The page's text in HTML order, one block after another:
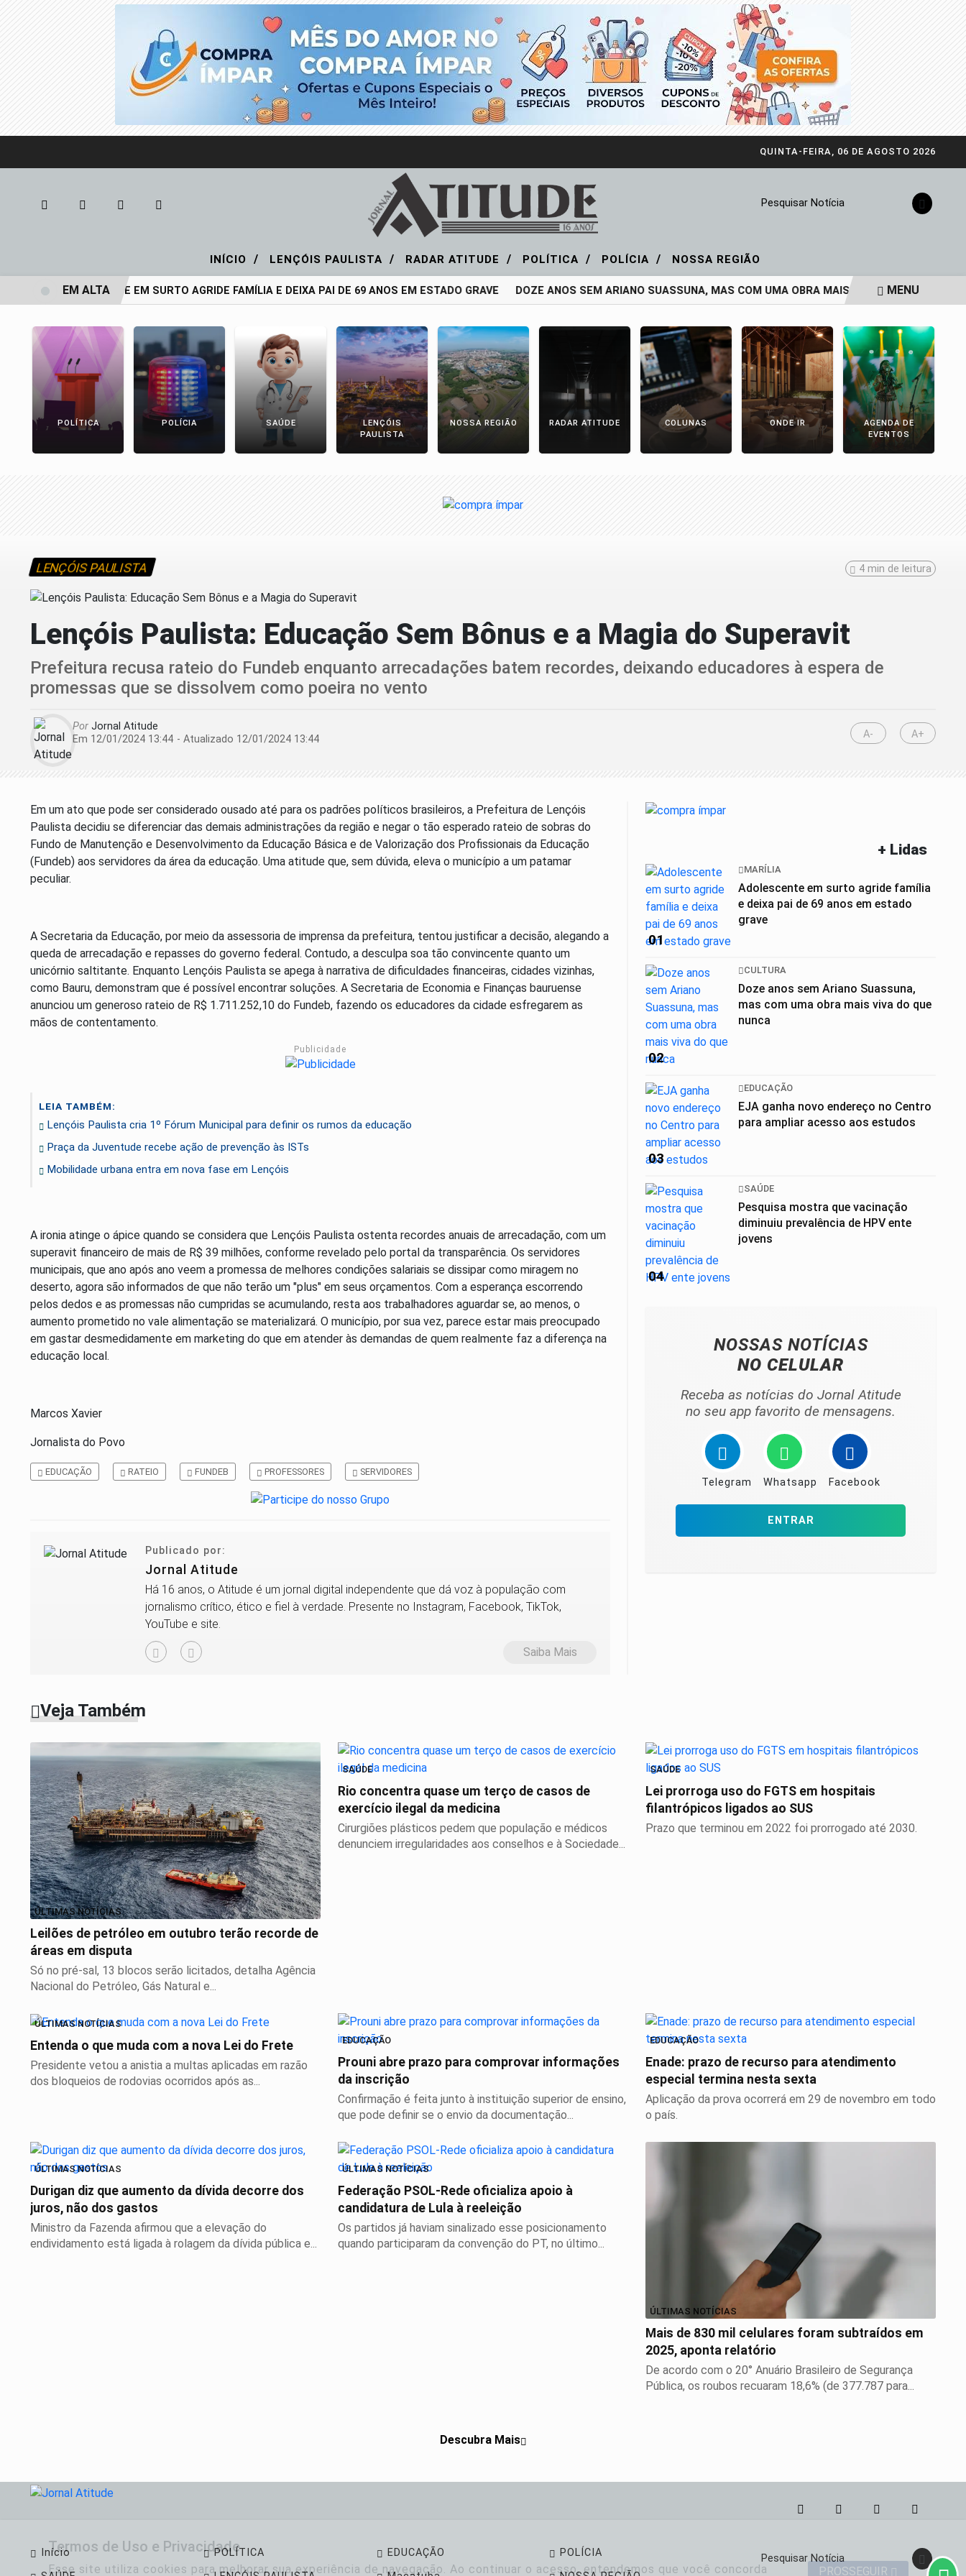
QUINTA-FEIRA, 06 DE AGOSTO 2026
Pesquisar Notícia
INÍCIO / LENÇÓIS PAULISTA / RADAR ATITUDE / POLÍTICA / POLÍCIA / NOSSA REGIÃO
ADOLESCENTE EM SURTO AGRIDE FAMÍLIA E DEIXA PAI DE 69 ANOS EM ESTADO GRAVE DOZE ANOS SEM ARIANO SUASSUNA, MAS COM UMA OBRA MAIS VIVA DO QUE NUNCA
EM ALTA MENU
POLÍTICA POLÍCIA SAÚDE
LENÇÓIS
PAULISTA
NOSSA REGIÃO RADAR ATITUDE COLUNAS ONDE IR
AGENDA DE
EVENTOS
LENÇÓIS PAULISTA 4 min de leitura
Lençóis Paulista: Educação Sem Bônus e a Magia do Superavit
Prefeitura recusa rateio do Fundeb enquanto arrecadações batem recordes, deixando educadores à espera de
promessas que se dissolvem como poeira no vento
Por Jornal Atitude
Em 12/01/2024 13:44 - Atualizado 12/01/2024 13:44 A- A+
Em um ato que pode ser considerado ousado até para os padrões políticos brasileiros, a Prefeitura de Lençóis
Paulista decidiu se diferenciar das demais administrações da região e negar o tão esperado rateio de sobras do
Fundo de Manutenção e Desenvolvimento da Educação Básica e de Valorização dos Profissionais da Educação
(Fundeb) aos servidores da área da educação. Uma atitude que, sem dúvida, eleva o município a um patamar
peculiar.
A Secretaria da Educação, por meio da assessoria de imprensa da prefeitura, tentou justificar a decisão, alegando a
queda de arrecadação e repasses do governo federal. Contudo, a desculpa soa tão convincente quanto um
unicórnio saltitante. Enquanto Lençóis Paulista se apega à narrativa de dificuldades financeiras, cidades vizinhas,
como Bauru, demonstram que é possível encontrar soluções. A Secretaria de Economia e Finanças bauruense
anunciou um generoso rateio de R$ 1.711.252,10 do Fundeb, fazendo os educadores da cidade esfregarem as
mãos de contentamento.
Publicidade
LEIA TAMBÉM:
Lençóis Paulista cria 1º Fórum Municipal para definir os rumos da educação
Praça da Juventude recebe ação de prevenção às ISTs
Mobilidade urbana entra em nova fase em Lençóis
A ironia atinge o ápice quando se considera que Lençóis Paulista ostenta recordes anuais de arrecadação, com um
superavit financeiro de mais de R$ 39 milhões, conforme revelado pelo portal da transparência. Os servidores
municipais, que ano após ano veem a promessa de melhores condições salariais se dissipar como miragem no
deserto, agora são informados de que não terão um "plus" em seus orçamentos. Com a esperança escorrendo
pelos dedos e as promessas não cumpridas se acumulando, resta aos trabalhadores aguardar se, ao menos, o
aumento prometido no vale alimentação se materializará. O município, por sua vez, parece estar mais preocupado
em gastar desmedidamente em marketing do que em atender às demandas de quem realmente faz a diferença na
educação local.
Marcos Xavier
Jornalista do Povo
EDUCAÇÃO RATEIO FUNDEB PROFESSORES SERVIDORES
Publicado por:
Jornal Atitude
Há 16 anos, o Atitude é um jornal digital independente que dá voz à população com
jornalismo crítico, ético e fiel à verdade. Presente no Instagram, Facebook, TikTok,
YouTube e site.
Saiba Mais
+ Lidas
01
MARÍLIA
Adolescente em surto agride família
e deixa pai de 69 anos em estado
grave
02
CULTURA
Doze anos sem Ariano Suassuna,
mas com uma obra mais viva do que
nunca
03
EDUCAÇÃO
EJA ganha novo endereço no Centro
para ampliar acesso aos estudos
04
SAÚDE
Pesquisa mostra que vacinação
diminuiu prevalência de HPV ente
jovens
NOSSAS NOTÍCIAS
NO CELULAR
Receba as notícias do Jornal Atitude
no seu app favorito de mensagens.
Telegram Whatsapp Facebook
ENTRAR
Veja Também
ÚLTIMAS NOTÍCIAS
Leilões de petróleo em outubro terão recorde de
áreas em disputa
Só no pré-sal, 13 blocos serão licitados, detalha Agência
Nacional do Petróleo, Gás Natural e...
SAÚDE
Rio concentra quase um terço de casos de
exercício ilegal da medicina
Cirurgiões plásticos pedem que população e médicos
denunciem irregularidades aos conselhos e à Sociedade...
SAÚDE
Lei prorroga uso do FGTS em hospitais
filantrópicos ligados ao SUS
Prazo que terminou em 2022 foi prorrogado até 2030.
ÚLTIMAS NOTÍCIAS
Entenda o que muda com a nova Lei do Frete
Presidente vetou a anistia a multas aplicadas em razão
dos bloqueios de rodovias ocorridos após as...
EDUCAÇÃO
Prouni abre prazo para comprovar informações
da inscrição
Confirmação é feita junto à instituição superior de ensino,
que pode definir se o envio da documentação...
EDUCAÇÃO
Enade: prazo de recurso para atendimento
especial termina nesta sexta
Aplicação da prova ocorrerá em 29 de novembro em todo
o país.
ÚLTIMAS NOTÍCIAS
Durigan diz que aumento da dívida decorre dos
juros, não dos gastos
Ministro da Fazenda afirmou que a elevação do
endividamento está ligada à rolagem da dívida pública e...
ÚLTIMAS NOTÍCIAS
Federação PSOL-Rede oficializa apoio à
candidatura de Lula à reeleição
Os partidos já haviam sinalizado esse posicionamento
quando participaram da convenção do PT, no último...
ÚLTIMAS NOTÍCIAS
Mais de 830 mil celulares foram subtraídos em
2025, aponta relatório
De acordo com o 20° Anuário Brasileiro de Segurança
Pública, os roubos recuaram 18,6% (de 377.787 para...
Descubra Mais
Início POLÍTICA EDUCAÇÃO
POLÍCIA
Pesquisar Notícia
Termos de Uso e Privacidade
Esse site utiliza cookies para melhorar sua experiência de navegação. Ao continuar o acesso, entendemos que você concorda PROSSEGUIR